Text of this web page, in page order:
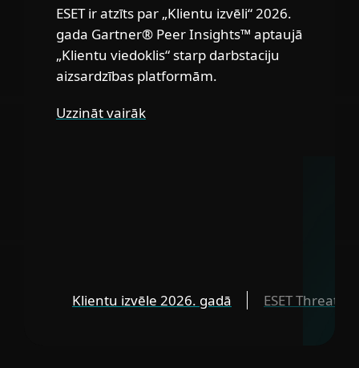
ESET ir atzīts par „Klientu izvēli“ 2026.
gada Gartner® Peer Insights™ aptaujā
„Klientu viedoklis“ starp darbstaciju
aizsardzības platformām.
Uzzināt vairāk
Klientu izvēle 2026. gadā ESET Threat